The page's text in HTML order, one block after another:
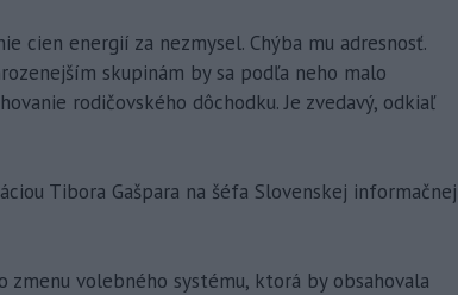
cien energií za nezmysel. Chýba mu adresnosť.
skupinám by sa podľa neho malo
rodičovského dôchodku. Je zvedavý, odkiaľ
Tibora Gašpara na šéfa Slovenskej informačnej
volebného systému, ktorá by obsahovala